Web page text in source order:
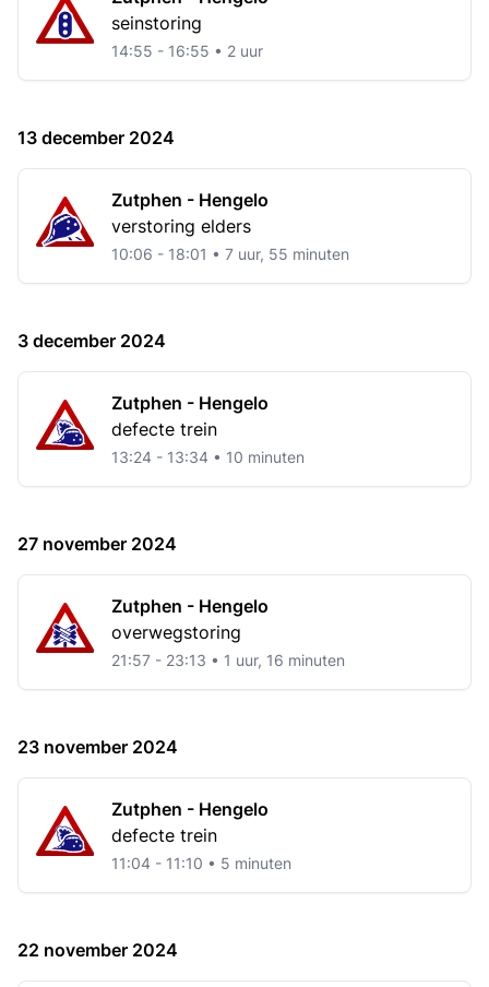
seinstoring
14:55 - 16:55 • 2 uur
13 december 2024
Zutphen - Hengelo
verstoring elders
10:06 - 18:01 • 7 uur, 55 minuten
3 december 2024
Zutphen - Hengelo
defecte trein
13:24 - 13:34 • 10 minuten
27 november 2024
Zutphen - Hengelo
overwegstoring
21:57 - 23:13 • 1 uur, 16 minuten
23 november 2024
Zutphen - Hengelo
defecte trein
11:04 - 11:10 • 5 minuten
22 november 2024